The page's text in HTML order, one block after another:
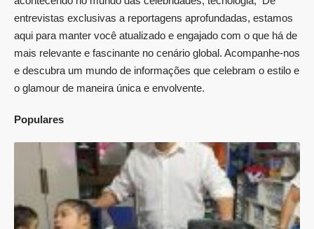
entrevistas exclusivas a reportagens aprofundadas, estamos
aqui para manter você atualizado e engajado com o que há de
mais relevante e fascinante no cenário global. Acompanhe-nos
e descubra um mundo de informações que celebram o estilo e
o glamour de maneira única e envolvente.
Populares